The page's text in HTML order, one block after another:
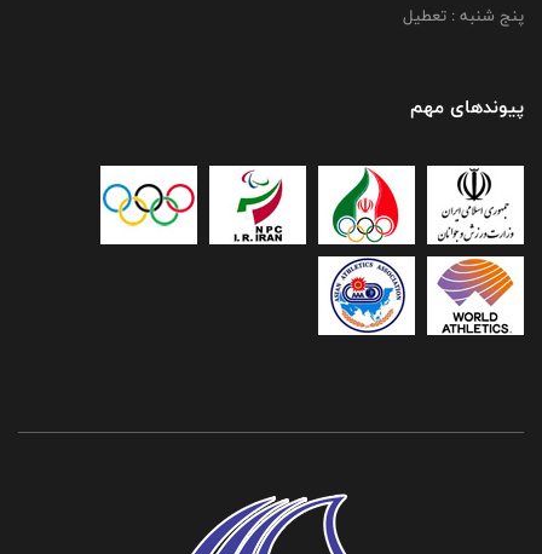
پنج شنبه : تعطیل
پیوندهای مهم